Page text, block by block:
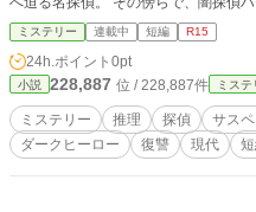
ミステリー 連載中 短編 R15
24h.ポイント 0pt
小説 228,887 位 / 228,887件 ミステ
ミステリー 推理 探偵 サス
ダークヒーロー
復讐 現代